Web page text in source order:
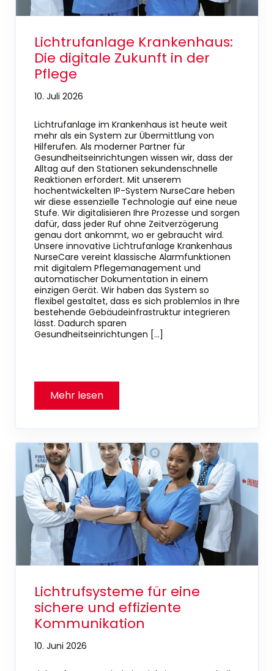
Lichtrufanlage Krankenhaus:
Die digitale Zukunft in der
Pflege
10. Juli 2026
Lichtrufanlage im Krankenhaus ist heute weit
mehr als ein System zur Übermittlung von
Hilferufen. Als moderner Partner für
Gesundheitseinrichtungen wissen wir, dass der
Alltag auf den Stationen sekundenschnelle
Reaktionen erfordert. Mit unserem
hochentwickelten IP-System NurseCare heben
wir diese essenzielle Technologie auf eine neue
Stufe. Wir digitalisieren Ihre Prozesse und sorgen
dafür, dass jeder Ruf ohne Zeitverzögerung
genau dort ankommt, wo er gebraucht wird.
Unsere innovative Lichtrufanlage Krankenhaus
NurseCare vereint klassische Alarmfunktionen
mit digitalem Pflegemanagement und
automatischer Dokumentation in einem
einzigen Gerät. Wir haben das System so
flexibel gestaltet, dass es sich problemlos in Ihre
bestehende Gebäudeinfrastruktur integrieren
lässt. Dadurch sparen
Gesundheitseinrichtungen […]
Lichtrufsysteme für eine
sichere und effiziente
Kommunikation
10. Juni 2026